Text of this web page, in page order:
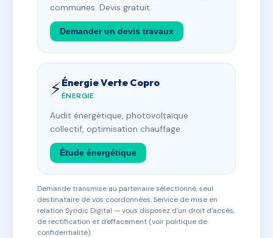
communes. Devis gratuit.
Demander un devis travaux
⚡Énergie Verte Copro
ÉNERGIE
Audit énergétique, photovoltaïque
collectif, optimisation chauffage.
Étude énergétique
Demande transmise au partenaire sélectionné, seul
destinataire de vos coordonnées. Service de mise en
relation Syndic Digital — vous disposez d'un droit d'accès,
de rectification et d'effacement (voir politique de
confidentialité).